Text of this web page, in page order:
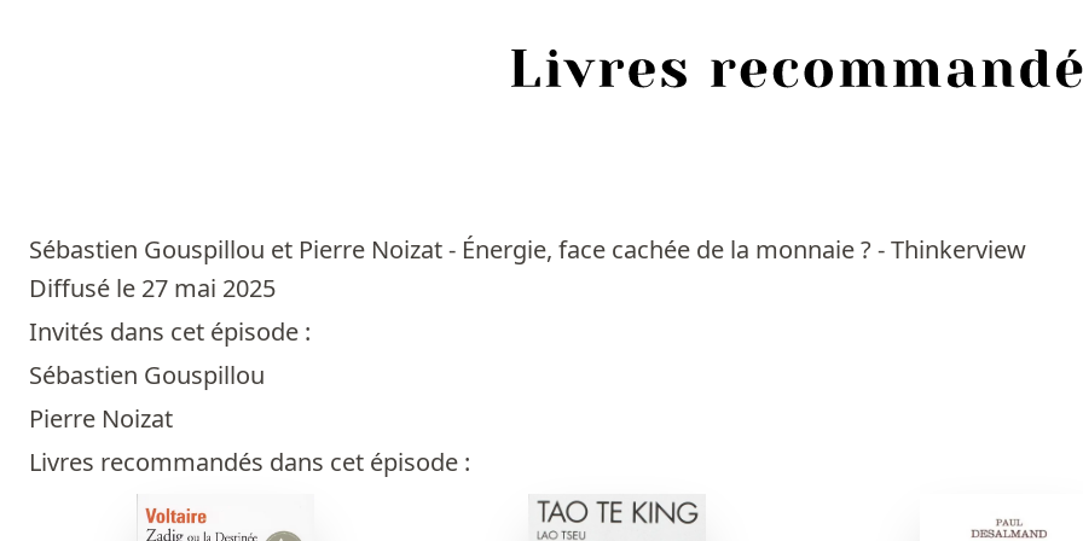
Sébastien Gouspillou et Pierre Noizat - Énergie, face cachée de la monnaie ? - Thinkerview
Diffusé le 27 mai 2025
Invités dans cet épisode :
Sébastien Gouspillou
Pierre Noizat
Livres recommandés dans cet épisode :
Sources
Personnes
Livres
Livres les plus recommandés
Prix littéraires